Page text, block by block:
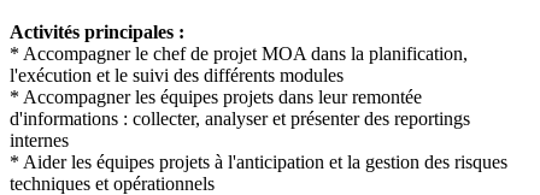
Activités principales :
* Accompagner le chef de projet MOA dans la planification,
l'exécution et le suivi des différents modules
* Accompagner les équipes projets dans leur remontée
d'informations : collecter, analyser et présenter des reportings
internes
* Aider les équipes projets à l'anticipation et la gestion des risques
techniques et opérationnels